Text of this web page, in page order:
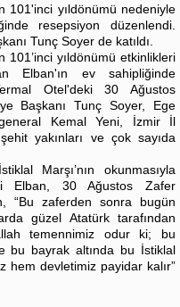
101'inci yıldönümü nedeniyle
resepsiyon düzenlendi.
Tunç Soyer de katıldı.
101’inci yıldönümü etkinlikleri
Elban'ın ev sahipliğinde
Otel'deki 30 Ağustos
Başkanı Tunç Soyer, Ege
Kemal Yeni, İzmir İl
yakınları ve çok sayıda
Marşı’nın okunmasıyla
Elban, 30 Ağustos Zafer
“Bu zaferden sonra bugün
güzel Atatürk tarafından
temennimiz odur ki; bu
bu bayrak altında bu İstiklal
hem devletimiz payidar kalır”